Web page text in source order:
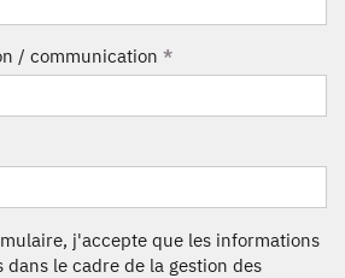
/ communication *
j'accepte que les informations
dans le cadre de la gestion des